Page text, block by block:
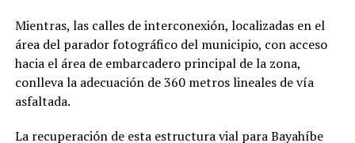
Mientras, las calles de interconexión, localizadas en el
área del parador fotográfico del municipio, con acceso
hacia el área de embarcadero principal de la zona,
conlleva la adecuación de 360 metros lineales de vía
asfaltada.
La recuperación de esta estructura vial para Bayahíbe